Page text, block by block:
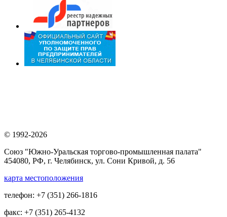
© 1992-2026
Союз "Южно-Уральская торгово-промышленная палата"
454080, РФ, г. Челябинск, ул. Сони Кривой, д. 56
карта местоположения
телефон: +7 (351) 266-1816
факс: +7 (351) 265-4132